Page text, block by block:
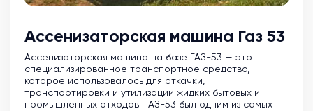
Ассенизаторская машина Газ 53
Ассенизаторская машина на базе ГАЗ-53 — это
специализированное транспортное средство,
которое использовалось для откачки,
транспортировки и утилизации жидких бытовых и
промышленных отходов. ГАЗ-53 был одним из самых